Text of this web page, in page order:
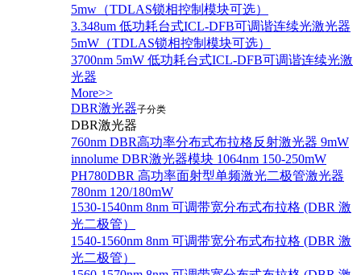
5mw（TDLAS锁相控制模块可选）
3.348um 低功耗台式ICL-DFB可调谐连续光激光器
5mW（TDLAS锁相控制模块可选）
3700nm 5mW 低功耗台式ICL-DFB可调谐连续光激
光器
More>>
DBR激光器子分类
DBR激光器
760nm DBR高功率分布式布拉格反射激光器 9mW
innolume DBR激光器模块 1064nm 150-250mW
PH780DBR 高功率面射型单频激光二极管激光器
780nm 120/180mW
1530-1540nm 8nm 可调带宽分布式布拉格 (DBR 激
光二极管）
1540-1560nm 8nm 可调带宽分布式布拉格 (DBR 激
光二极管）